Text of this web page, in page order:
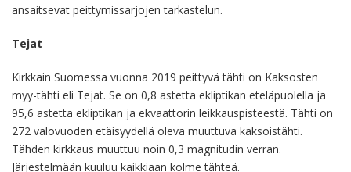
ansaitsevat peittymissarjojen tarkastelun.
Tejat
Kirkkain Suomessa vuonna 2019 peittyvä tähti on Kaksosten
myy-tähti eli Tejat. Se on 0,8 astetta ekliptikan eteläpuolella ja
95,6 astetta ekliptikan ja ekvaattorin leikkauspisteestä. Tähti on
272 valovuoden etäisyydellä oleva muuttuva kaksoistähti.
Tähden kirkkaus muuttuu noin 0,3 magnitudin verran.
Järjestelmään kuuluu kaikkiaan kolme tähteä.